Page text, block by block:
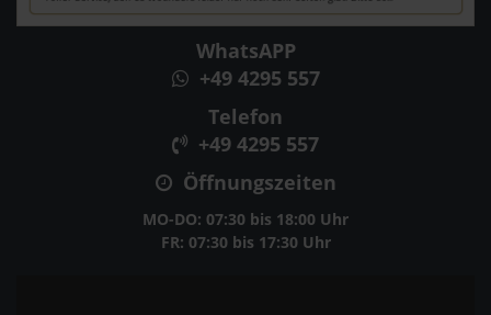
WhatsAPP
+49 4295 557
Telefon
+49 4295 557
Öffnungszeiten
MO-DO: 07:30 bis 18:00 Uhr
FR: 07:30 bis 17:30 Uhr